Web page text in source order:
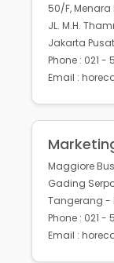
50/F,
JL. M.H.
Jakarta Pusat
Phone : 021 -
Email :
Maggiore
Gading
Tangerang -
Phone : 021 -
Email :